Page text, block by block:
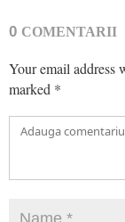
0 COMENTARII
Your email address
marked *